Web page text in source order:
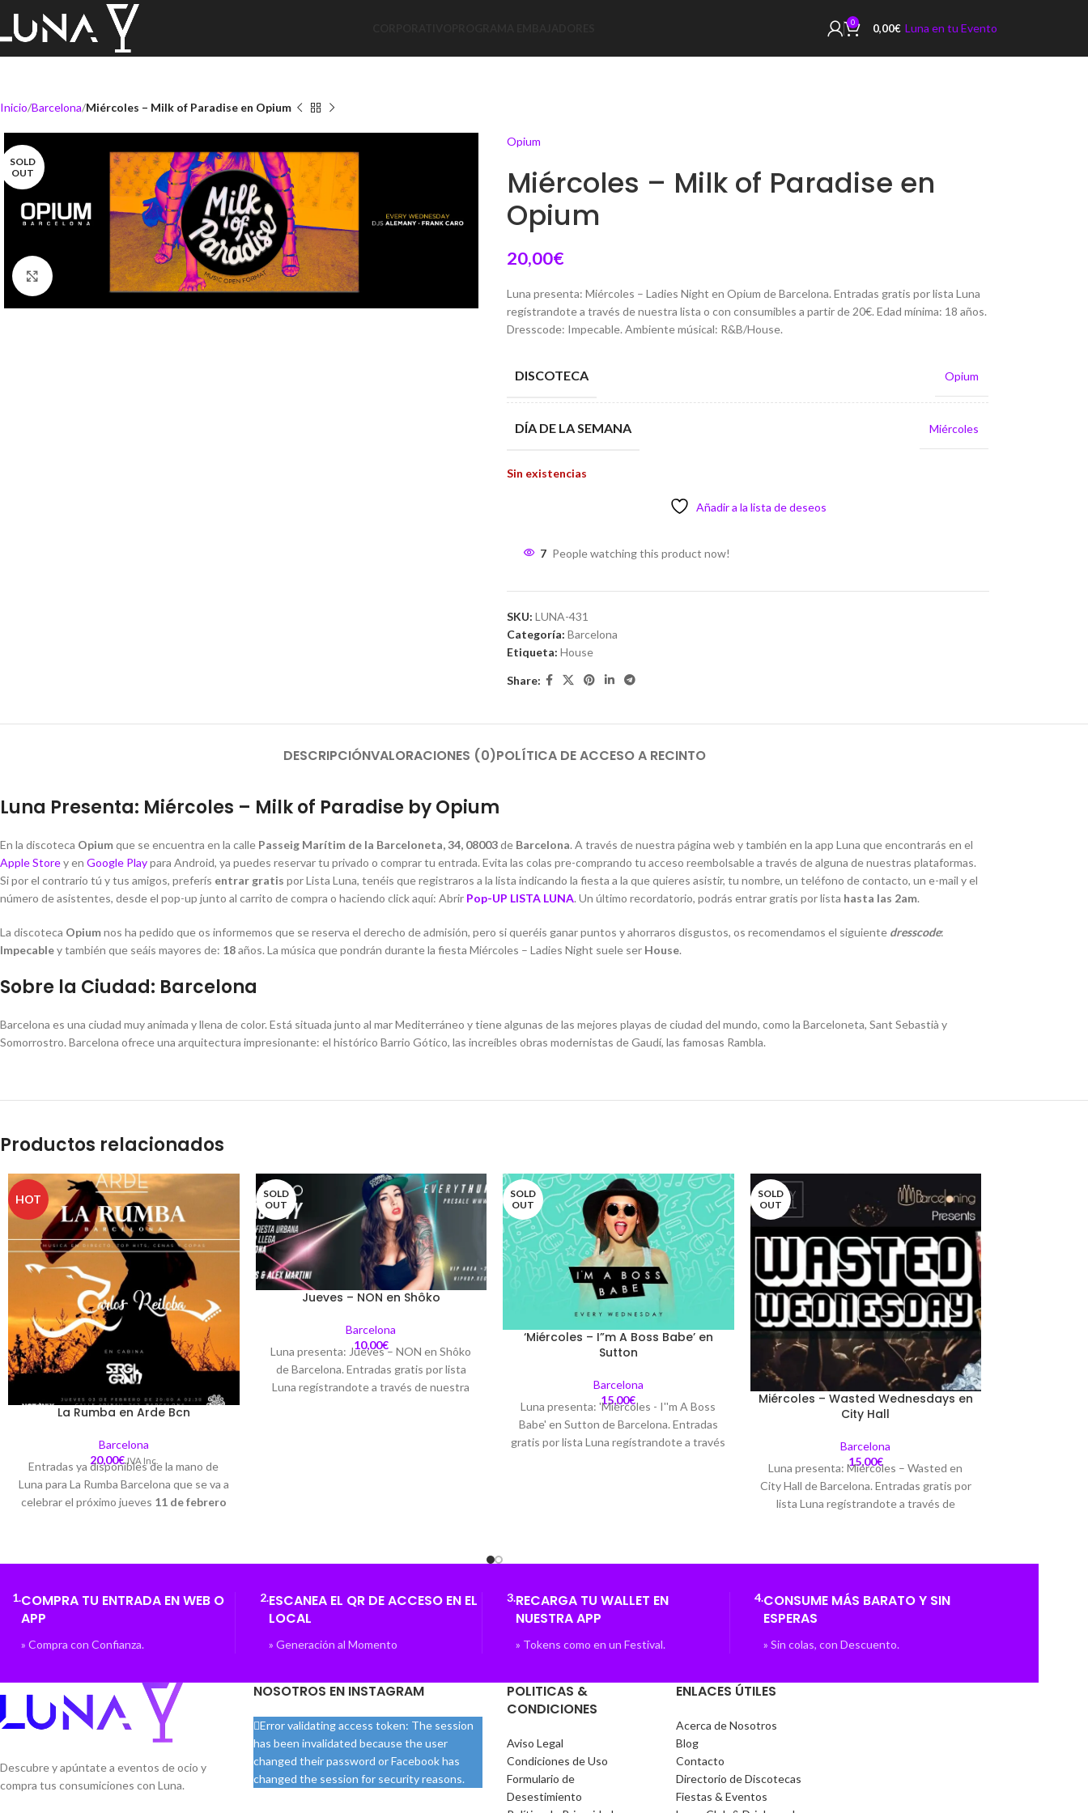
0 0,00€ Luna en tu Evento
Inicio Barcelona Miércoles – Milk of Paradise en Opium
SOLD
OUT
Click to enlarge
Opium
Miércoles – Milk of Paradise en
Opium
20,00€
Luna presenta: Miércoles – Ladies Night en Opium de Barcelona. Entradas gratis por lista Luna
regístrandote a través de nuestra lista o con consumibles a partir de 20€. Edad mínima: 18 años.
Dresscode: Impecable. Ambiente músical: R&B/House.
DISCOTECA Opium
DÍA DE LA SEMANA Miércoles
Sin existencias
Añadir a la lista de deseos
7 People watching this product now!
SKU: LUNA-431
Categoría: Barcelona
Etiqueta: House
Share:
DESCRIPCIÓNVALORACIONES (0)POLÍTICA DE ACCESO A RECINTO
Luna Presenta: Miércoles – Milk of Paradise by Opium
En la discoteca Opiumque se encuentra en la calle Passeig Marítim de la Barceloneta, 34, 08003de Barcelona. A través de nuestra página web y también en la app Luna que encontrarás en el
Apple Storey en Google Playpara Android, ya puedes reservar tu privado o comprar tu entrada. Evita las colas pre-comprando tu acceso reembolsable a través de alguna de nuestras plataformas.
Si por el contrario tú y tus amigos, preferís entrar gratis por Lista Luna, tenéis que registraros a la lista indicando la fiesta a la que quieres asistir, tu nombre, un teléfono de contacto, un e-mail y el
número de asistentes, desde el pop-up junto al carrito de compra o haciendo click aquí: Abrir Pop-UP LISTA LUNA. Un último recordatorio, podrás entrar gratis por lista hasta las 2am.
La discoteca Opiumnos ha pedido que os informemos que se reserva el derecho de admisión, pero si queréis ganar puntos y ahorraros disgustos, os recomendamos el siguiente dresscode:
Impecabley también que seáis mayores de: 18años. La música que pondrán durante la fiesta Miércoles – Ladies Night suele ser House.
Sobre la Ciudad: Barcelona
Barcelona es una ciudad muy animada y llena de color. Está situada junto al mar Mediterráneo y tiene algunas de las mejores playas de ciudad del mundo, como la Barceloneta, Sant Sebastià y
Somorrostro. Barcelona ofrece una arquitectura impresionante: el histórico Barrio Gótico, las increíbles obras modernistas de Gaudí, las famosas Rambla.
Productos relacionados
HOT
La Rumba en Arde Bcn
Barcelona
20,00€ IVA Inc.
Entradas ya disponibles de la mano de
Luna para La Rumba Barcelona que se va a
celebrar el próximo jueves 11 de febrero
SOLD
OUT
Jueves – NON en Shôko
Barcelona
10,00€
Luna presenta: Jueves – NON en Shôko
de Barcelona. Entradas gratis por lista
Luna regístrandote a través de nuestra
SOLD
OUT
‘Miércoles – I”m A Boss Babe’ en
Sutton
Barcelona
15,00€
Luna presenta: 'Miércoles - I''m A Boss
Babe' en Sutton de Barcelona. Entradas
gratis por lista Luna regístrandote a través
SOLD
OUT
Miércoles – Wasted Wednesdays en
City Hall
Barcelona
15,00€
Luna presenta: Miércoles – Wasted en
City Hall de Barcelona. Entradas gratis por
lista Luna regístrandote a través de
1.COMPRA TU ENTRADA EN WEB O
APP
» Compra con Confianza.
2.ESCANEA EL QR DE ACCESO EN EL
LOCAL
» Generación al Momento
3.RECARGA TU WALLET EN
NUESTRA APP
» Tokens como en un Festival.
4.CONSUME MÁS BARATO Y SIN
ESPERAS
» Sin colas, con Descuento.
Descubre y apúntate a eventos de ocio y
compra tus consumiciones con Luna.
NOSOTROS EN INSTAGRAM
Error validating access token: The session
has been invalidated because the user
changed their password or Facebook has
changed the session for security reasons.
POLITICAS &
CONDICIONES
Aviso Legal
Condiciones de Uso
Formulario de
Desestimiento
ENLACES ÚTILES
Acerca de Nosotros
Blog
Contacto
Directorio de Discotecas
Fiestas & Eventos